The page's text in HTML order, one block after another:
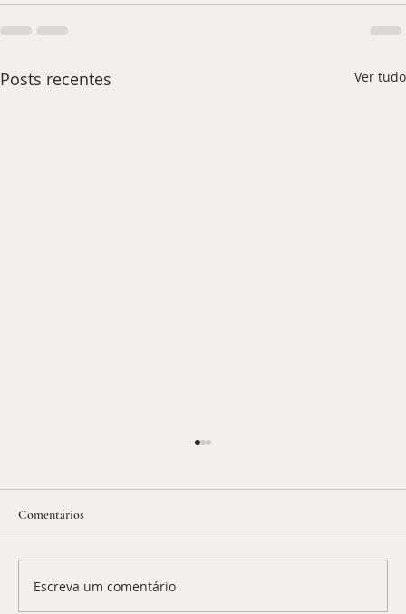
Posts recentes Ver tudo
Comentários
Escreva um comentário